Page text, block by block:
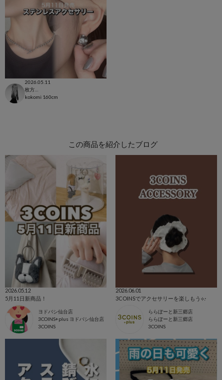
2026.05.11
kokomi 160cm
この商品を紹介したブログ
2026.05.12
5月11日新商品！
ヨドバシ仙台店
3COINS+plus ヨドバシ仙台店
3COINS
2026.06.01
3COINSでアクセサリーを楽しもう⟡.·
ららぽーと新三郷店
ららぽーと新三郷店
3COINS